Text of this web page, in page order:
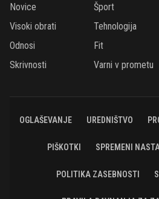
Novice Šport
Visoki obrati
Tehnologija
Odnosi
Fit
Skrivnosti
Varni v prometu
OGLAŠEVANJE UREDNIŠTVO
PIŠKOTKI SPREMENI
POLITIKA ZASEBNOSTI